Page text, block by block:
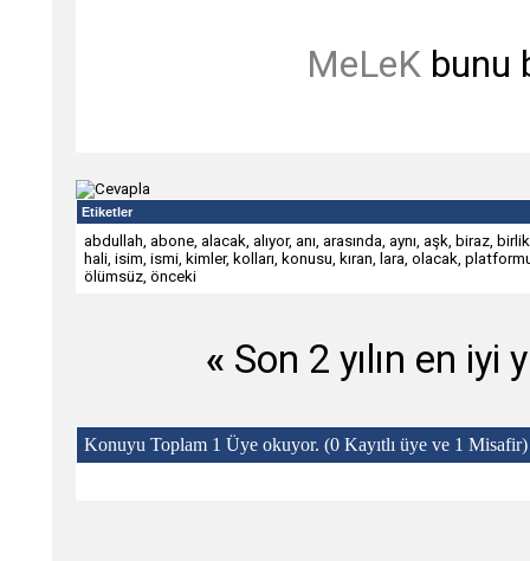
MeLeKbunu
Etiketler
abdullah, abone, alacak, alıyor, anı, arasında, aynı, aşk, biraz,
hali, isim, ismi, kimler, kolları, konusu, kıran, lara, olacak,
ölümsüz, önceki
« Son 2 yılın en iyi
Konuyu Toplam 1 Üye okuyor. (0 Kayıtlı üye ve 1 Misafir)